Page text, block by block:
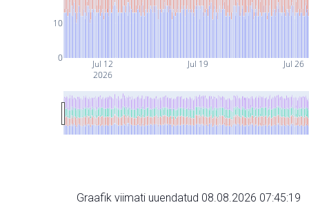
Jul 12
2026
Jul 19 Jul 26
0
10
Graafik viimati uuendatud 08.08.2026 07:45:19